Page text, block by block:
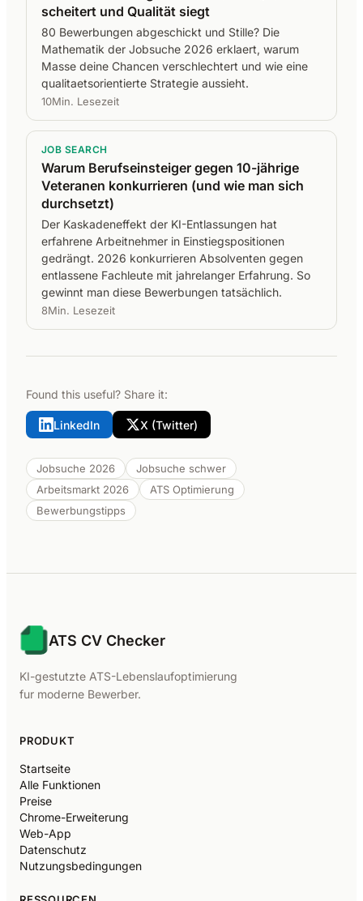
scheitert und Qualität siegt
80 Bewerbungen abgeschickt und Stille? Die
Mathematik der Jobsuche 2026 erklaert, warum
Masse deine Chancen verschlechtert und wie eine
qualitaetsorientierte Strategie aussieht.
10Min. Lesezeit
JOB SEARCH
Warum Berufseinsteiger gegen 10-jährige
Veteranen konkurrieren (und wie man sich
durchsetzt)
Der Kaskadeneffekt der KI-Entlassungen hat
erfahrene Arbeitnehmer in Einstiegspositionen
gedrängt. 2026 konkurrieren Absolventen gegen
entlassene Fachleute mit jahrelanger Erfahrung. So
gewinnt man diese Bewerbungen tatsächlich.
8Min. Lesezeit
Found this useful? Share it:
LinkedIn X (Twitter)
Jobsuche 2026
Jobsuche schwer
Arbeitsmarkt 2026
ATS Optimierung
Bewerbungstipps
ATS CV Checker
KI-gestutzte ATS-Lebenslaufoptimierung
fur moderne Bewerber.
PRODUKT
Startseite
Alle Funktionen
Preise
Chrome-Erweiterung
Web-App
Datenschutz
Nutzungsbedingungen